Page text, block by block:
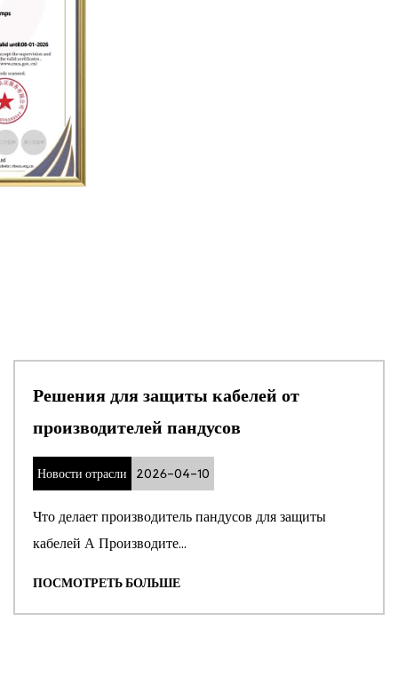
Решения для защиты кабелей от
производителей пандусов
Новости отрасли 2026-04-10
Что делает производитель пандусов для защиты
кабелей А Производите...
ПОСМОТРЕТЬ БОЛЬШЕ